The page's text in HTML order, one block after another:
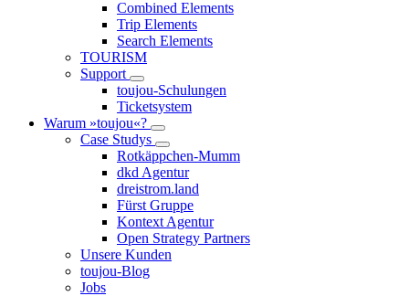
Combined Elements
Trip Elements
Search Elements
TOURISM
Support
toujou-Schulungen
Ticketsystem
Warum »toujou«?
Case Studys
Rotkäppchen-Mumm
dkd Agentur
dreistrom.land
Fürst Gruppe
Kontext Agentur
Open Strategy Partners
Unsere Kunden
toujou-Blog
Jobs